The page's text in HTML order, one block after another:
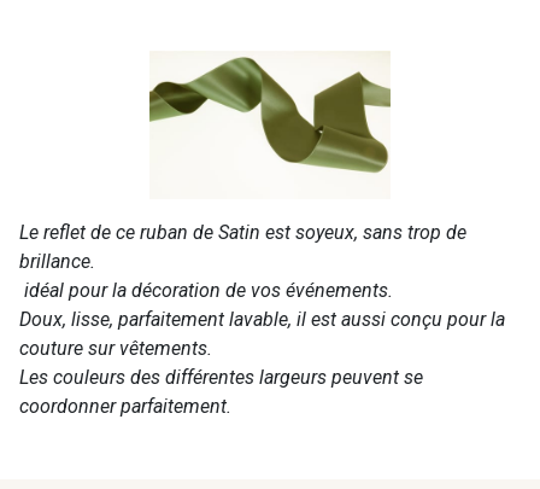
Le reflet de ce ruban de Satin est soyeux, sans trop de
brillance.
idéal pour la décoration de vos événements.
Doux, lisse, parfaitement lavable, il est aussi conçu pour la
couture sur vêtements.
Les couleurs des différentes largeurs peuvent se
coordonner parfaitement.